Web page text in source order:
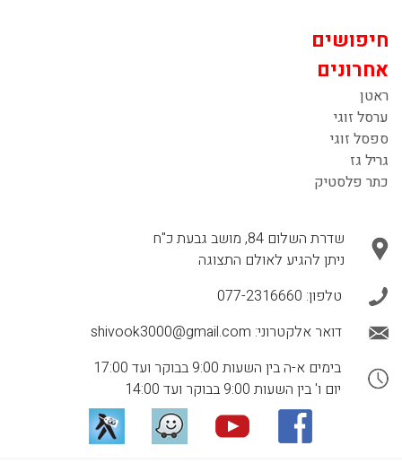
חיפושים
אחרונים
ראטן
ערסל זוגי
ספסל זוגי
גריל גז
כתר פלסטיק
שדרת השלום 84, מושב גבעת כ"ח
ניתן להגיע לאולם התצוגה
טלפון: 077-2316660
דואר אלקטרוני: shivook3000@gmail.com
בימים א-ה בין השעות 9:00 בבוקר ועד 17:00
יום ו' בין השעות 9:00 בבוקר ועד 14:00